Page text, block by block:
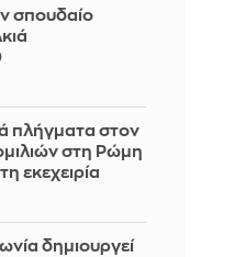
σπουδαίο
πλήγματα στον
στη Ρώμη
εκεχειρία
δημιουργεί